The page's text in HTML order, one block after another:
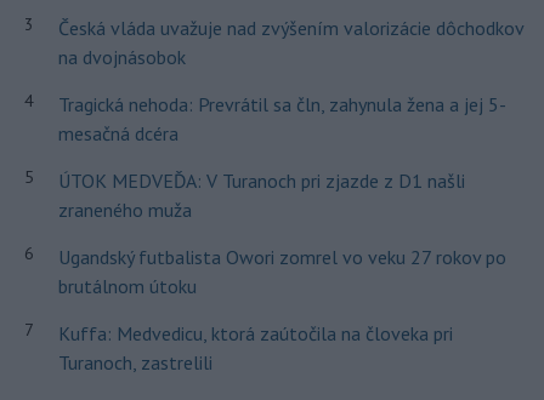
3
Česká vláda uvažuje nad zvýšením valorizácie dôchodkov
na dvojnásobok
4
Tragická nehoda: Prevrátil sa čln, zahynula žena a jej 5-
mesačná dcéra
5
ÚTOK MEDVEĎA: V Turanoch pri zjazde z D1 našli
zraneného muža
6
Ugandský futbalista Owori zomrel vo veku 27 rokov po
brutálnom útoku
7
Kuffa: Medvedicu, ktorá zaútočila na človeka pri
Turanoch, zastrelili